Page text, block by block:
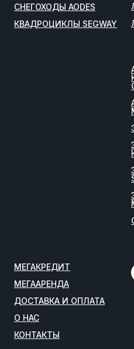
СНЕГОХОДЫ AODES
КВАДРОЦИКЛЫ SEGWAY
МЕГАКРЕДИТ
МЕГААРЕНДА
ДОСТАВКА И ОПЛАТА
О НАС
КОНТАКТЫ